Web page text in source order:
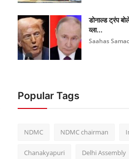
डोनाल्ड ट्रंप
व्ला...
Saahas
Popular Tags
NDMC NDMC chairman
Chanakyapuri Delhi Assembly